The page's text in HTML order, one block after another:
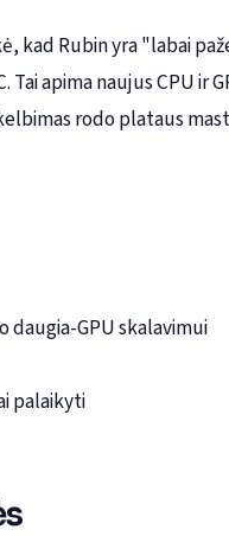
kad Rubin yra "labai
apima naujus CPU ir
rodo plataus
GPU skalavimui
palaikyti